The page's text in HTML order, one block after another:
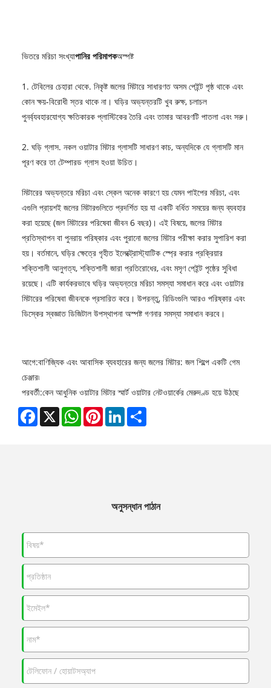
ভিতরে মরিচা সংখ্যাপানির পরিমাপকঅস্পষ্ট
1. টেবিলের চেহারা থেকে. নিকৃষ্ট জলের মিটারে সাধারণত অসম পেইন্ট পৃষ্ঠ থাকে এবং
কোন ক্ষয়-বিরোধী স্তর থাকে না। ঘড়ির অভ্যন্তরটি খুব রুক্ষ, চলাচল
পুনর্ব্যবহারযোগ্য ক্ষতিকারক প্লাস্টিকের তৈরি এবং তামার আবরণটি পাতলা এবং সরু।
2. ঘড়ি গ্লাস. নকল ওয়াটার মিটার গ্লাসটি সাধারণ কাচ, অন্যদিকে যে গ্লাসটি মান
পূরণ করে তা টেম্পারড গ্লাস হওয়া উচিত।
মিটারের অভ্যন্তরে মরিচা এবং স্কেল অনেক কারণে হয় যেমন পাইপের মরিচা, এবং
এগুলি প্রায়শই জলের মিটারগুলিতে প্রদর্শিত হয় যা একটি বর্ধিত সময়ের জন্য ব্যবহার
করা হয়েছে (জল মিটারের পরিষেবা জীবন 6 বছর)। এই বিষয়ে, জলের মিটার
প্রতিস্থাপন বা পুনরায় পরিষ্কার এবং পুরানো জলের মিটার পরীক্ষা করার সুপারিশ করা
হয়। বর্তমানে, ঘড়ির ক্ষেত্রে গৃহীত ইলেক্ট্রোস্ট্যাটিক স্প্রে করার প্রক্রিয়ার
শক্তিশালী আনুগত্য, শক্তিশালী জারা প্রতিরোধের, এবং মসৃণ পেইন্ট পৃষ্ঠের সুবিধা
রয়েছে। এটি কার্যকরভাবে ঘড়ির অভ্যন্তরে মরিচা সমস্যা সমাধান করে এবং ওয়াটার
মিটারের পরিষেবা জীবনকে প্রসারিত করে। উপরন্তু, রিডিংগুলি আরও পরিষ্কার এবং
ডিস্কের স্বজ্ঞাত ডিজিটাল উপস্থাপনা অস্পষ্ট গণনার সমস্যা সমাধান করবে।
আগে:বাণিজ্যিক এবং আবাসিক ব্যবহারের জন্য জলের মিটার: জল শিল্পে একটি গেম
চেঞ্জার৷
পরবর্তী:কেন আধুনিক ওয়াটার মিটার স্মার্ট ওয়াটার নেটওয়ার্কের মেরুদণ্ড হয়ে উঠছে
Facebook
X WhatsAppPinterestLinkedInShare
অনুসন্ধান পাঠান